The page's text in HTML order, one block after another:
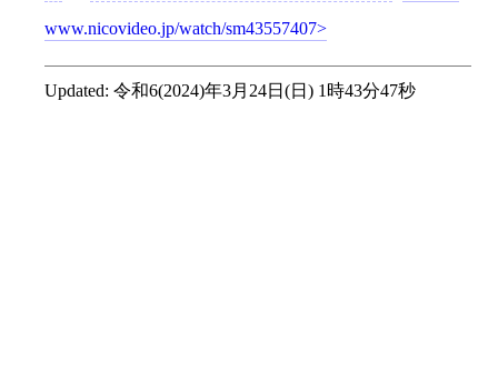
www.nicovideo.jp/watch/sm43557407
Updated: 令和6(2024)年3月24日(日) 1時43分47秒